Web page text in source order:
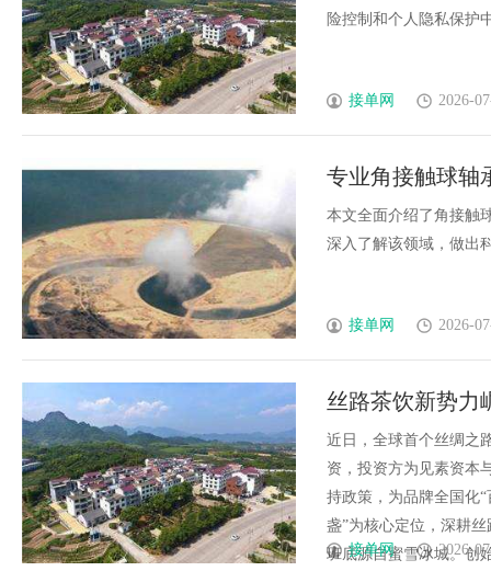
险控制和个人隐私保护
接单网 2026-
专业角接触球轴
本文全面介绍了角接触
深入了解该领域，做出
接单网 2026-
丝路茶饮新势力
百城千店全国布
近日，全球首个丝绸之
资，投资方为见素资本
持政策，为品牌全国化
盏”为核心定位，深耕
班底源自蜜雪冰城。创
接单网 2026-